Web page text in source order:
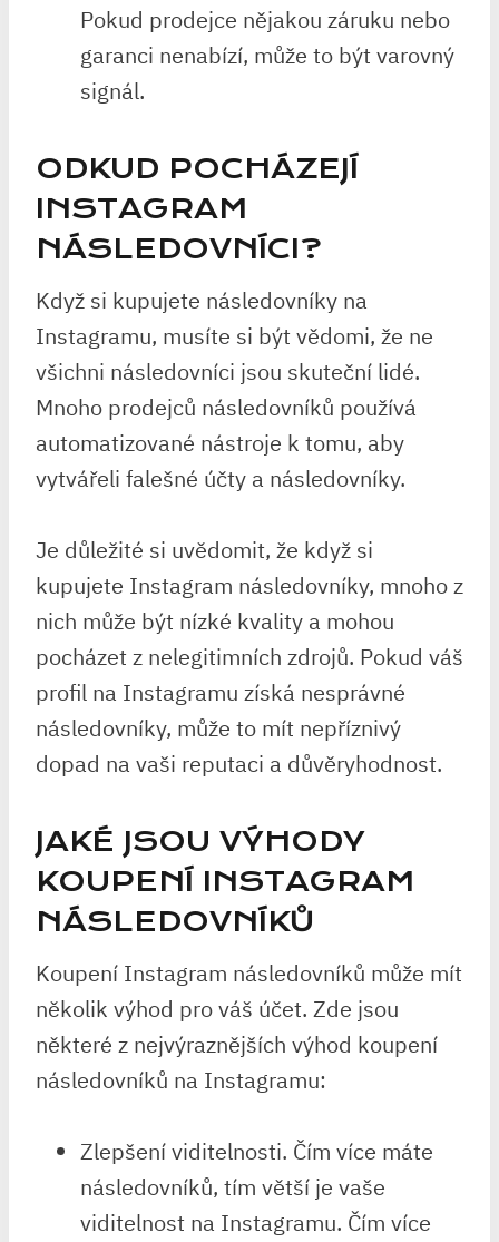
Pokud prodejce nějakou záruku nebo
garanci nenabízí, může to být varovný
signál.
ODKUD POCHÁZEJÍ
INSTAGRAM
NÁSLEDOVNÍCI?
Když si kupujete následovníky na
Instagramu, musíte si být vědomi, že ne
všichni následovníci jsou skuteční lidé.
Mnoho prodejců následovníků používá
automatizované nástroje k tomu, aby
vytvářeli falešné účty a následovníky.
Je důležité si uvědomit, že když si
kupujete Instagram následovníky, mnoho z
nich může být nízké kvality a mohou
pocházet z nelegitimních zdrojů. Pokud váš
profil na Instagramu získá nesprávné
následovníky, může to mít nepříznivý
dopad na vaši reputaci a důvěryhodnost.
JAKÉ JSOU VÝHODY
KOUPENÍ INSTAGRAM
NÁSLEDOVNÍKŮ
Koupení Instagram následovníků může mít
několik výhod pro váš účet. Zde jsou
některé z nejvýraznějších výhod koupení
následovníků na Instagramu:
Zlepšení viditelnosti. Čím více máte
následovníků, tím větší je vaše
viditelnost na Instagramu. Čím více